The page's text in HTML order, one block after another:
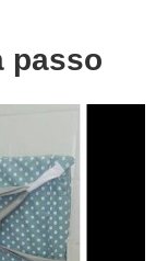
passo